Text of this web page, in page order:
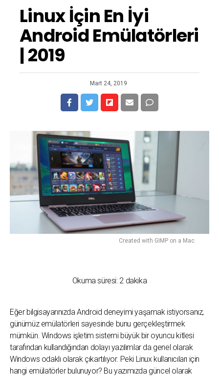
Linux İçin En İyi
Android Emülatörleri
| 2019
Mart 24, 2019
Created with GIMP on a Mac
Okuma süresi: 2 dakika
Eğer bilgisayarınızda Android deneyimi yaşamak istiyorsanız,
günümüz emülatörleri sayesinde bunu gerçekleştirmek
mümkün. Windows işletim sistemi büyük bir oyuncu kitlesi
tarafından kullandığından dolayı yazılımlar da genel olarak
Windows odaklı olarak çıkartılıyor. Peki Linux kullanıcıları için
hangi emülatörler bulunuyor? Bu yazımızda güncel olarak